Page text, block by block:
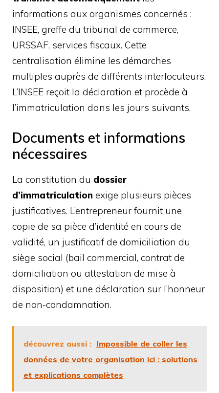
informations aux organismes concernés :
INSEE, greffe du tribunal de commerce,
URSSAF, services fiscaux. Cette
centralisation élimine les démarches
multiples auprès de différents interlocuteurs.
L’INSEE reçoit la déclaration et procède à
l’immatriculation dans les jours suivants.
Documents et informations
nécessaires
La constitution du dossier
d’immatriculation exige plusieurs pièces
justificatives. L’entrepreneur fournit une
copie de sa pièce d’identité en cours de
validité, un justificatif de domiciliation du
siège social (bail commercial, contrat de
domiciliation ou attestation de mise à
disposition) et une déclaration sur l’honneur
de non-condamnation.
découvrez aussi : Impossible de coller les
données de votre organisation ici : solutions
et explications complètes